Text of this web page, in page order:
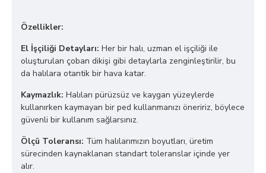
Özellikler:
El İşçiliği Detayları: Her bir halı, uzman el işçiliği ile
oluşturulan çoban dikişi gibi detaylarla zenginleştirilir, bu
da halılara otantik bir hava katar.
Kaymazlık: Halıları pürüzsüz ve kaygan yüzeylerde
kullanırken kaymayan bir ped kullanmanızı öneririz, böylece
güvenli bir kullanım sağlarsınız.
Ölçü Toleransı: Tüm halılarımızın boyutları, üretim
sürecinden kaynaklanan standart toleranslar içinde yer
alır.